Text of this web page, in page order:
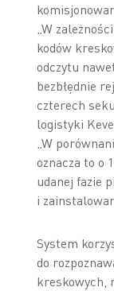
„W
kodów
odczytu
bezbłędnie
czterech
logistyki
„W
oznacza to o
udanej fazie
i
System
do
kreskowych,